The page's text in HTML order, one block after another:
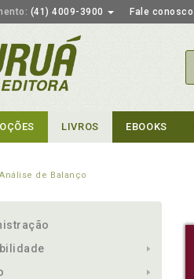
(41) 4009-3900 Fale conosco
LIVROS EBOOKS
Análise de Balanço